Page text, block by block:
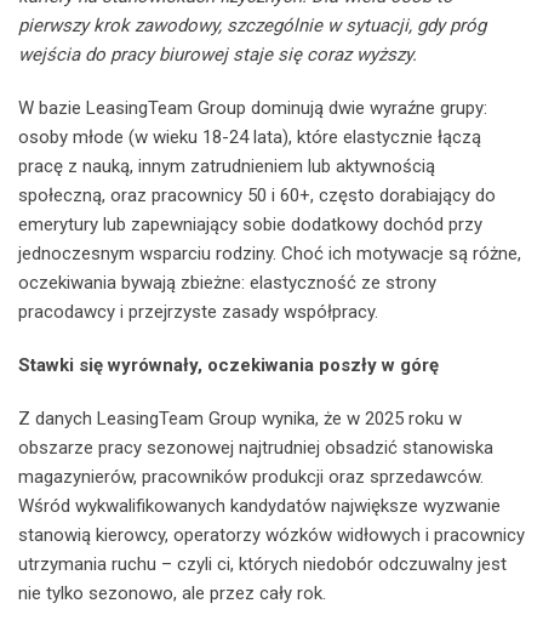
pierwszy krok zawodowy, szczególnie w sytuacji, gdy próg
wejścia do pracy biurowej staje się coraz wyższy.
W bazie LeasingTeam Group dominują dwie wyraźne grupy:
osoby młode (w wieku 18-24 lata), które elastycznie łączą
pracę z nauką, innym zatrudnieniem lub aktywnością
społeczną, oraz pracownicy 50 i 60+, często dorabiający do
emerytury lub zapewniający sobie dodatkowy dochód przy
jednoczesnym wsparciu rodziny. Choć ich motywacje są różne,
oczekiwania bywają zbieżne: elastyczność ze strony
pracodawcy i przejrzyste zasady współpracy.
Stawki się wyrównały, oczekiwania poszły w górę
Z danych LeasingTeam Group wynika, że w 2025 roku w
obszarze pracy sezonowej najtrudniej obsadzić stanowiska
magazynierów, pracowników produkcji oraz sprzedawców.
Wśród wykwalifikowanych kandydatów największe wyzwanie
stanowią kierowcy, operatorzy wózków widłowych i pracownicy
utrzymania ruchu – czyli ci, których niedobór odczuwalny jest
nie tylko sezonowo, ale przez cały rok.